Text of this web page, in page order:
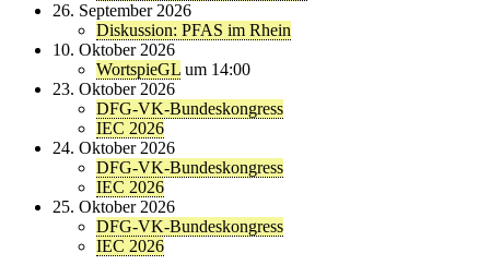
26. September 2026
Diskussion: PFAS im Rhein
10. Oktober 2026
WortspieGL um 14:00
23. Oktober 2026
DFG-VK-Bundeskongress
IEC 2026
24. Oktober 2026
DFG-VK-Bundeskongress
IEC 2026
25. Oktober 2026
DFG-VK-Bundeskongress
IEC 2026